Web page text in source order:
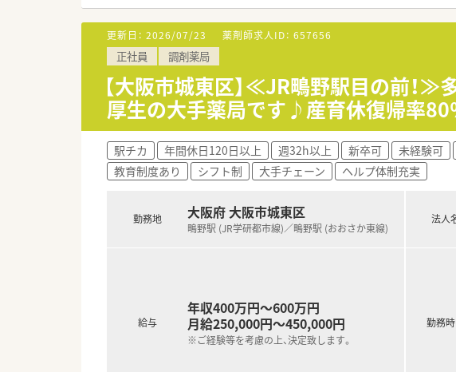
■今後も新規出店の構想をしていますので、新規
■店舗異動はほとんど無しでOK！（異動がある場
■ヘルプはイレギュラーな時だけ！徒歩圏内・10
■残業は全店舗10時間以内！皆様効率的にお仕事
＼＼ こんな店舗です☆ ／／
■京阪「関目」駅・地下鉄「関目成育」駅２Wayア
■分包機・水剤分包機・軟膏練機・ピッキングシス
■お仕事中は忙しいですが、お休みは皆さんで
■年間休日115日+有給休暇＝年間120日以上！
■こちらの店舗は基幹店舗として運営しており
が整っています。
■20～50代まで幅広い年代の従業員さんがご活
■管理薬剤師さん（女性）は法人の人事担当も担
ので、面接時にも会われた方は特に「入社後も安
■スピード重視で患者様を待たせないことを念
ピッキングシステムなど、安全性もばっちり◎
＼＼ こんな募集です☆ ／／
■採用時に一番大切にしているのは【お人柄】！
更新日： 2026/07/23 薬剤師求人ID： 657656
正社員 調剤薬局
【大阪市城東区】≪JR鴫野駅目の前！≫
厚生の大手薬局です♪産育休復帰率
駅チカ 年間休日120日以上 週32h以上 新卒可 未経験可
教育制度あり
シフト制 大手チェーン ヘルプ体制充実
勤務地 大阪府 大阪市城東区
鴫野駅 (JR学研都市線)／鴫野駅 (おおさか東線)
給与
年収400万円～600万円
月給250,000円～450,000円
※ご経験等を考慮の上、決定致します。
法人
勤務